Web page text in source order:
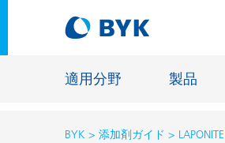
適用分野 製品
BYK 添加剤ガイド LAPONITE